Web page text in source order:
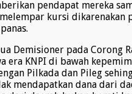
pendapat mereka
kursi dikarenakan
Demisioner pada Corong
era KNPI di bawah
Pilkada dan Pileg
mendapatkan dana dari